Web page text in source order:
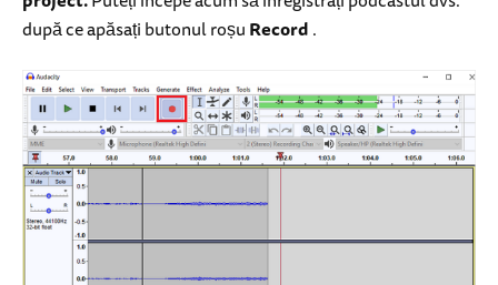
după ce apăsați butonul roșuRecord.